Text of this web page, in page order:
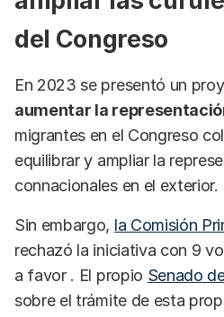
del Congreso
En 2023 se presentó un
aumentar la
migrantes en el Congreso
equilibrar y ampliar la
connacionales en el exterior.
Sin embargo, la Comisión
rechazó la iniciativa con 9
a favor . El propio Senado
sobre el trámite de esta